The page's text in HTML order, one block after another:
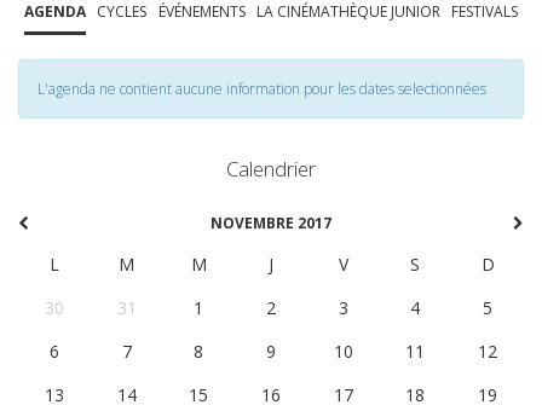
AGENDA CYCLES ÉVÉNEMENTS LA CINÉMATHÈQUE JUNIOR FESTIVALS
L'agenda ne contient aucune information pour les dates selectionnées
Calendrier
NOVEMBRE 2017
L M M J V S
D
30
31 1 2 3 4
5
6
7 8 9 10 11
12
13
14 15 16 17 18
19